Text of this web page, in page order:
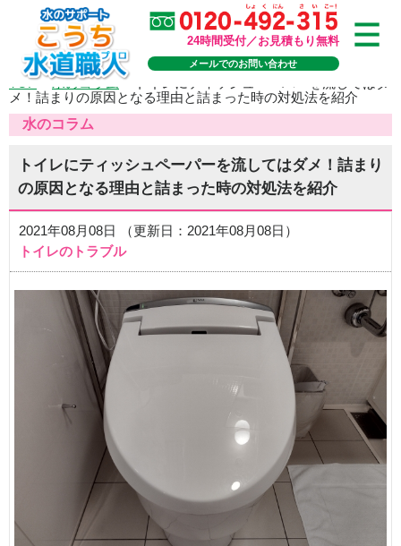
24時間受付／お見積もり無料
メールでのお問い合わせ
TOP>水のコラム >
メ！詰まりの原因となる理由と詰まった時の対処法を紹介
水のコラム
トイレにティッシュペーパーを流してはダメ！詰まり
の原因となる理由と詰まった時の対処法を紹介
2021年08月08日 （更新日：2021年08月08日）
トイレのトラブル